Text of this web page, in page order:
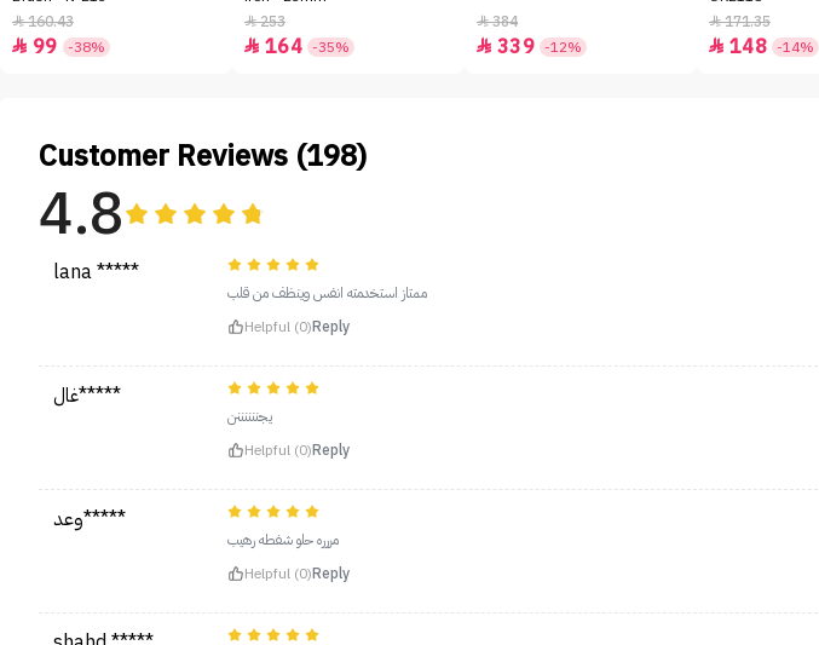
160.43
 99 -38%
253
 164 -35%
384
 339 -12%
171.35
 148 -14%
Customer Reviews (198)
4.8
lana *****
ممتاز استخدمته انفس وينظف من قلب
Helpful (0)Reply
غال*****
يجننننننن
Helpful (0)Reply
وعد*****
مررره حلو شفطه رهيب
Helpful (0)Reply